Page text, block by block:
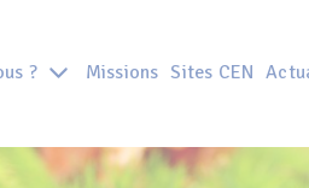
? Missions Sites CEN